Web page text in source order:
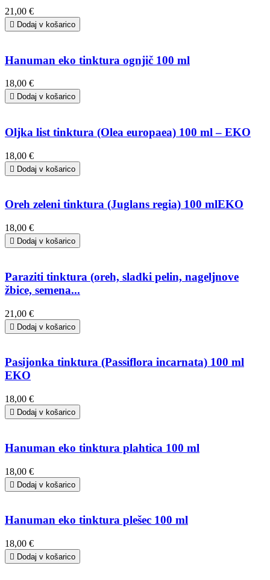
21,00 €
 Dodaj v košarico
Hanuman eko tinktura ognjič 100 ml
18,00 €
 Dodaj v košarico
Oljka list tinktura (Olea europaea) 100 ml – EKO
18,00 €
 Dodaj v košarico
Oreh zeleni tinktura (Juglans regia) 100 mlEKO
18,00 €
 Dodaj v košarico
Paraziti tinktura (oreh, sladki pelin, nageljnove
žbice, semena...
21,00 €
 Dodaj v košarico
Pasijonka tinktura (Passiflora incarnata) 100 ml
EKO
18,00 €
 Dodaj v košarico
Hanuman eko tinktura plahtica 100 ml
18,00 €
 Dodaj v košarico
Hanuman eko tinktura plešec 100 ml
18,00 €
 Dodaj v košarico